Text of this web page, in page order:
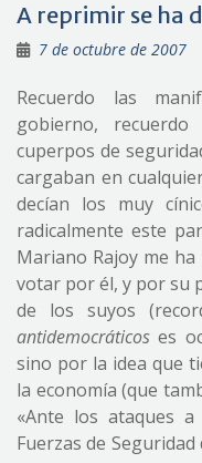
A reprimir se ha
7 de octubre de 2007
Recuerdo las
gobierno,
cuperpos de
cargaban en
decían los muy
radicalmente este
Mariano Rajoy me
votar por él, y por su
de los suyos
antidemocráticos es
sino por la idea que
la economía (que
«Ante los ataques
Fuerzas de Seguridad